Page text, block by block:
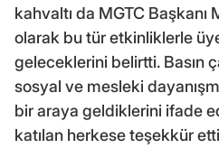
kahvaltı da MGTC Başkanı
olarak bu tür etkinliklerle
geleceklerini belirtti. Basın
sosyal ve mesleki
bir araya geldiklerini ifade
katılan herkese teşekkür